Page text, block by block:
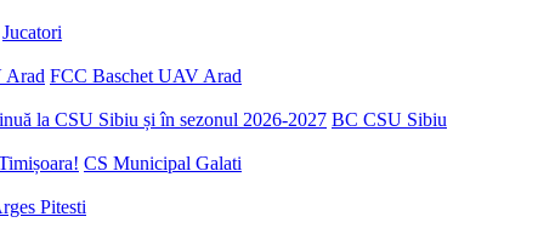
Jucatori
Arad FCC Baschet UAV Arad
la CSU Sibiu și în sezonul 2026-2027 BC CSU Sibiu
CS Municipal Galati
Pitesti